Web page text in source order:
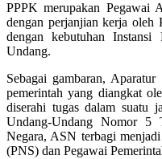
PPPK merupakan Pegawai
dengan perjanjian kerja oleh
dengan kebutuhan Instansi
Undang.
Sebagai gambaran,
pemerintah yang diangkat
diserahi tugas dalam suatu
Undang-Undang Nomor 5
Negara, ASN terbagi
(PNS) dan Pegawai